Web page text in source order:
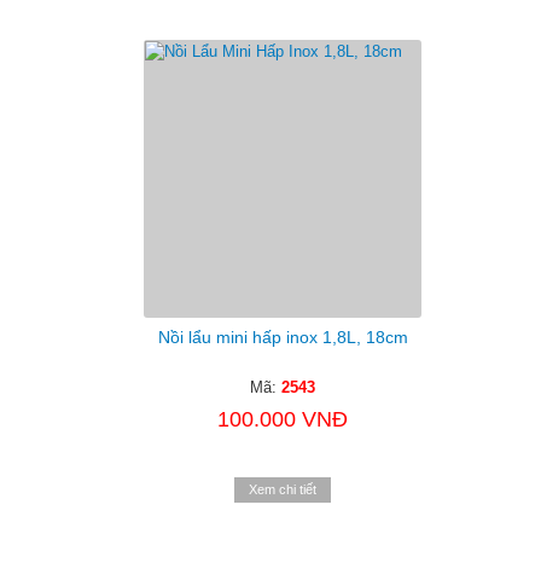
Nồi lẩu mini hấp inox 1,8L, 18cm
Mã: 2543
100.000 VNĐ
Xem chi tiết